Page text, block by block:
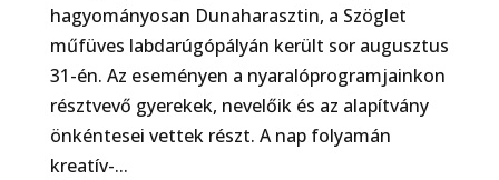
hagyományosan Dunaharasztin, a Szöglet
műfüves labdarúgópályán került sor augusztus
31-én. Az eseményen a nyaralóprogramjainkon
résztvevő gyerekek, nevelőik és az alapítvány
önkéntesei vettek részt. A nap folyamán
kreatív-...